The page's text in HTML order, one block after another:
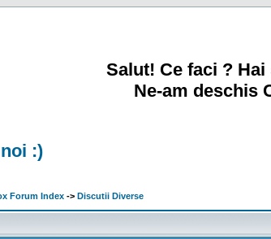
Salut! Ce faci ?
Ne-am deschis
:)
Forum Index -> Discutii Diverse